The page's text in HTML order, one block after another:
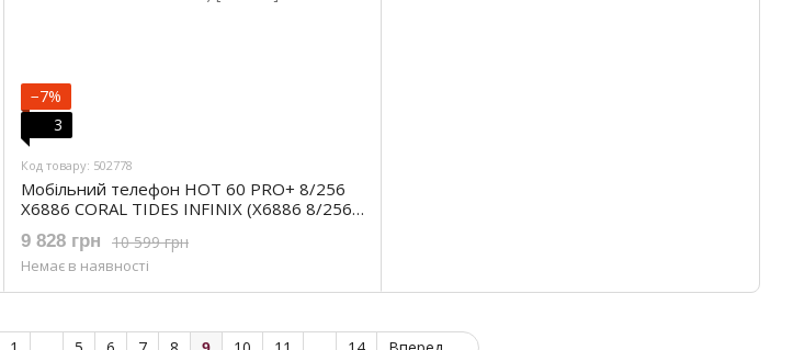
−7%
3
Код товару: 502778
Мобільний телефон HOT 60 PRO+ 8/256
X6886 CORAL TIDES INFINIX (X6886 8/256
CORAL TIDES)
10 599 грн
9 828 грн
Немає в наявності